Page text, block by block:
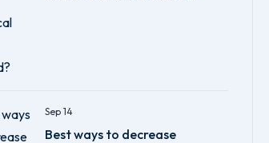
Sep 14
Best ways to decrease